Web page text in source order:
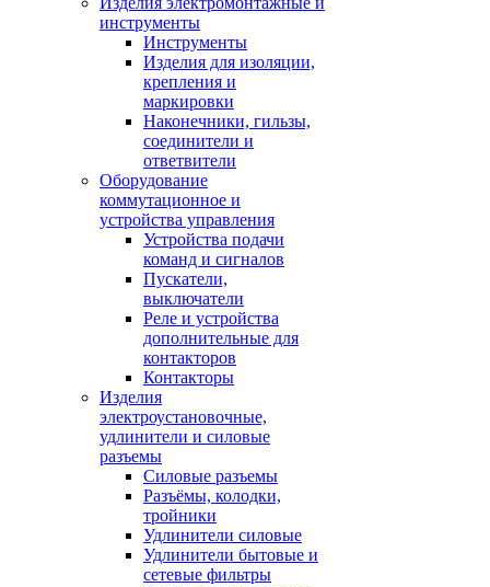
инструменты
Инструменты
Изделия для изоляции,
крепления и
маркировки
Наконечники, гильзы,
соединители и
ответвители
Оборудование
коммутационное и
устройства управления
Устройства подачи
команд и сигналов
Пускатели,
выключатели
Реле и устройства
дополнительные для
контакторов
Контакторы
Изделия
электроустановочные,
удлинители и силовые
разъемы
Силовые разъемы
Разъёмы, колодки,
тройники
Удлинители силовые
Удлинители бытовые и
сетевые фильтры